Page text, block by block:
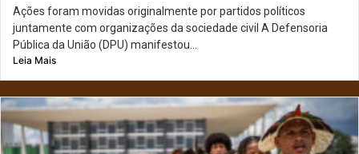
Ações foram movidas originalmente por partidos políticos
juntamente com organizações da sociedade civil A Defensoria
Pública da União (DPU) manifestou...
Leia Mais